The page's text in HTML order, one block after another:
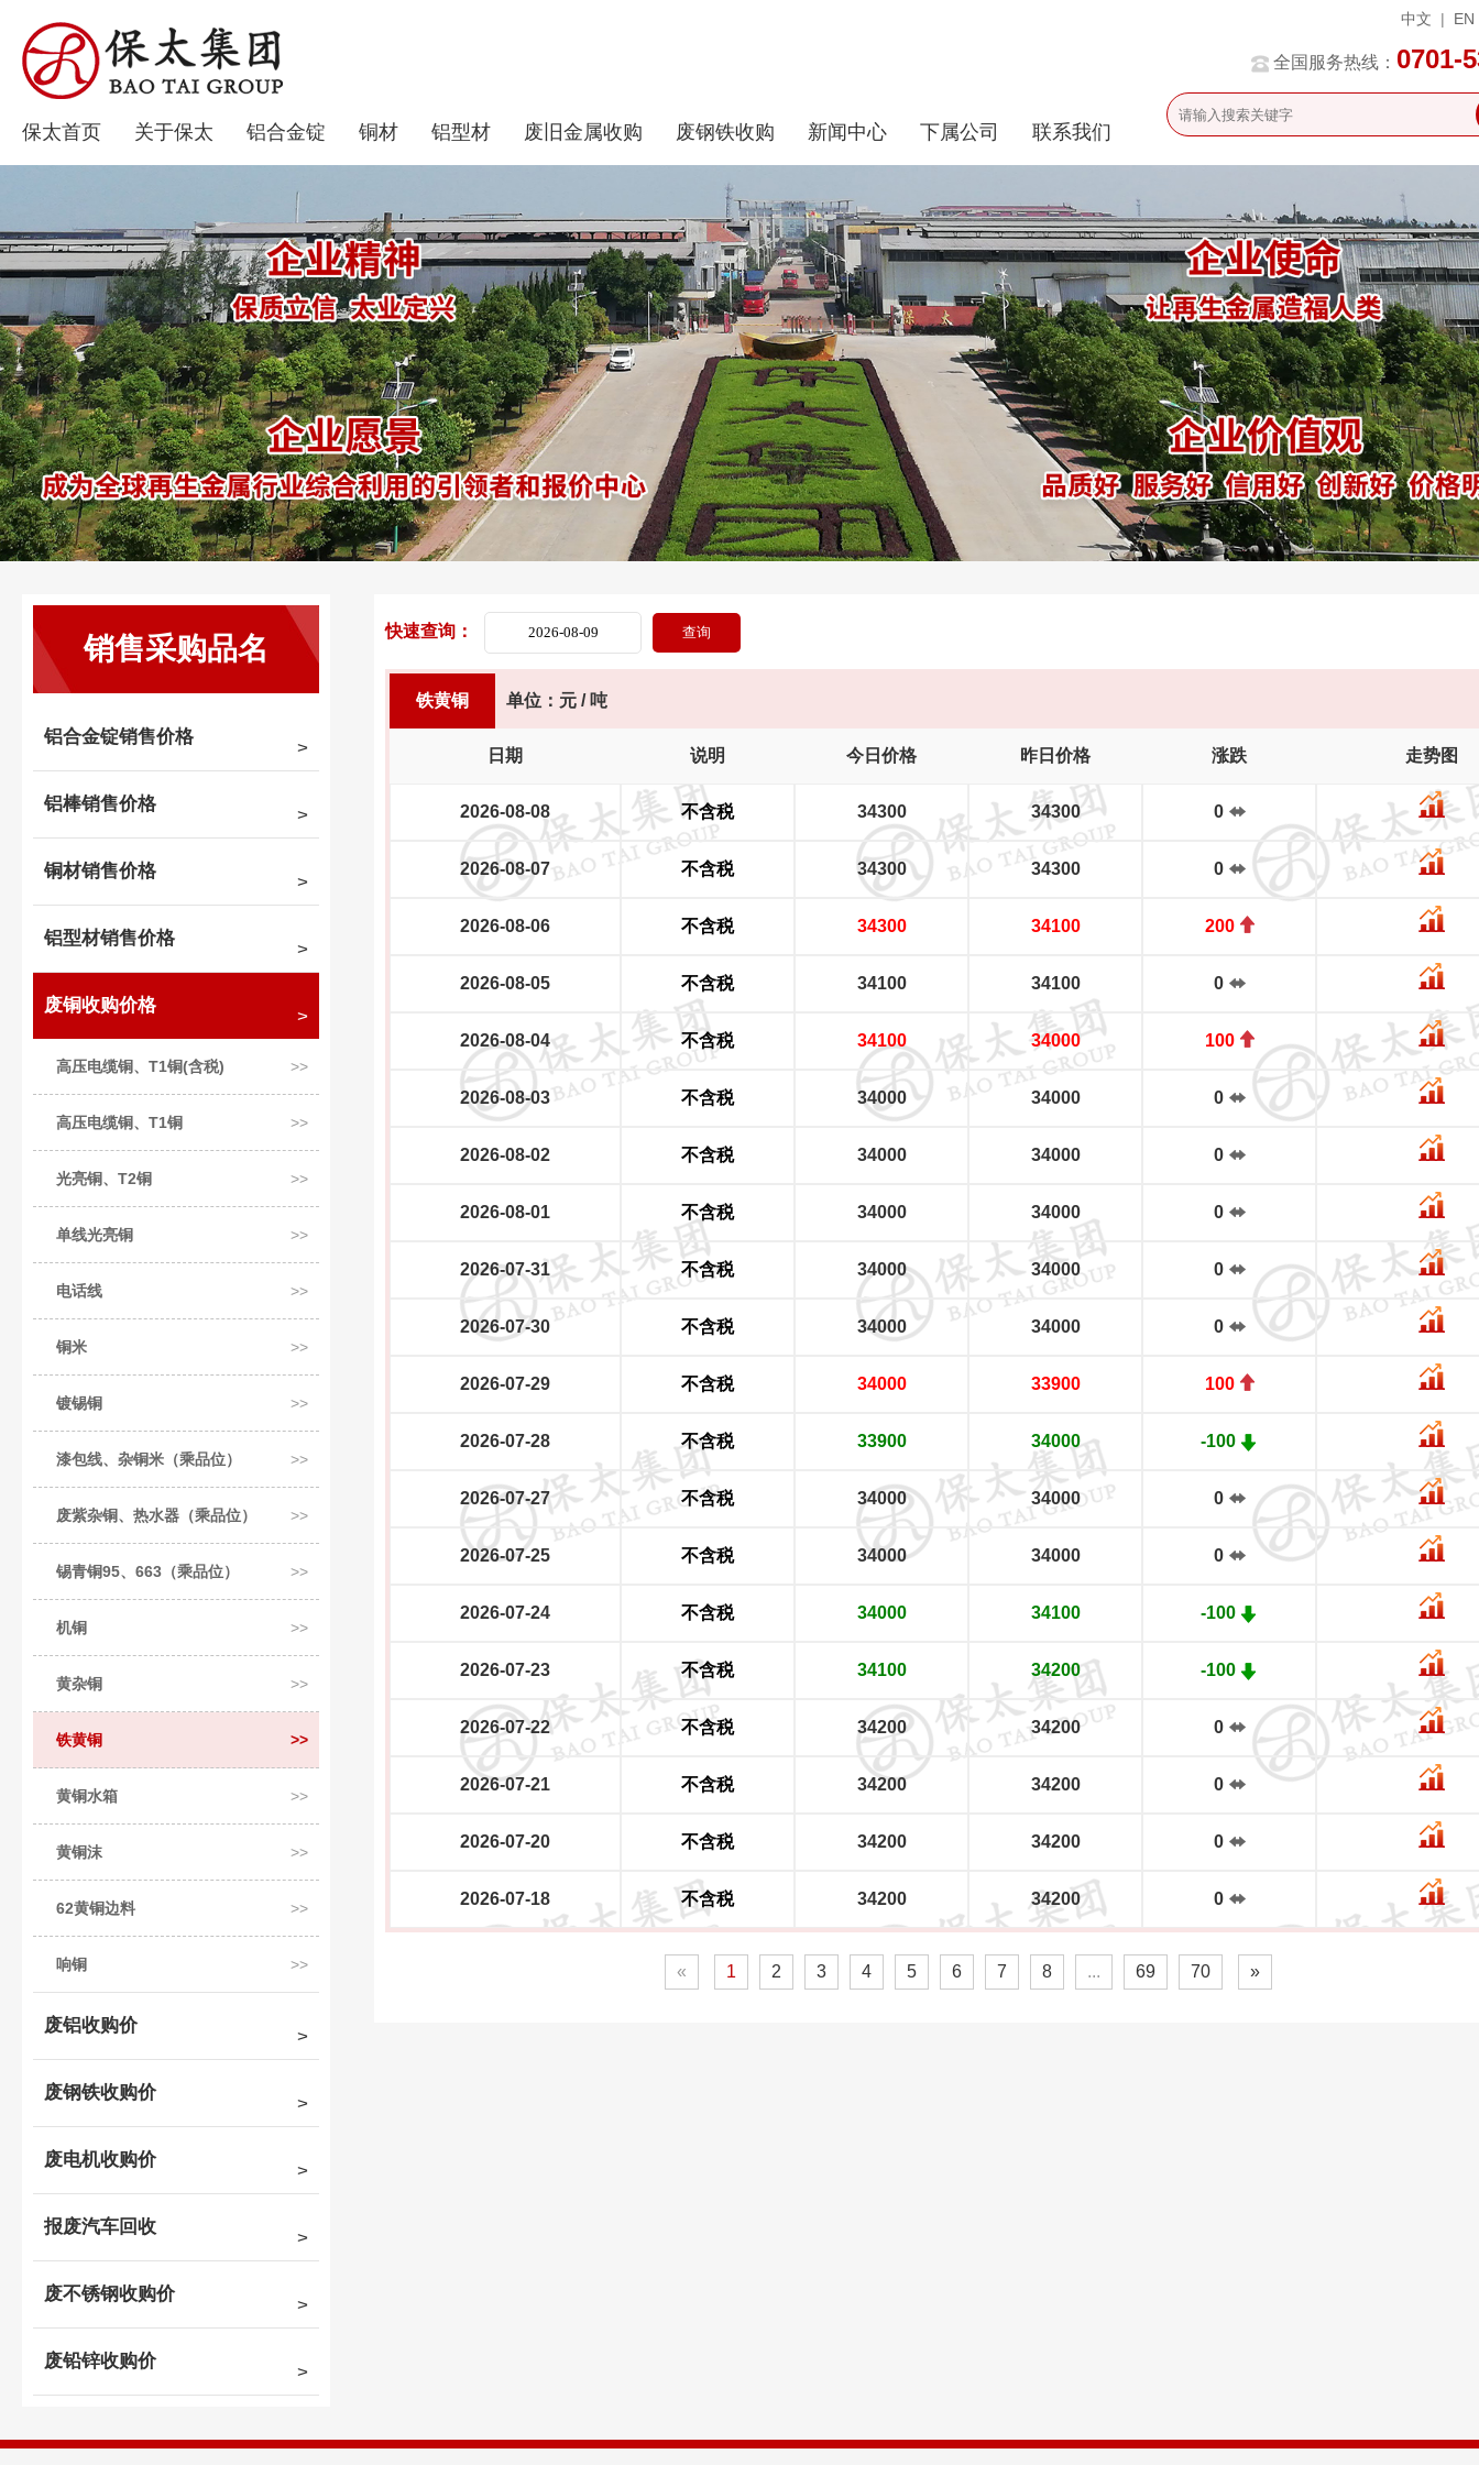
保太首页 关于保太 铝合金锭 铜材 铝型材 废旧金属收购 废钢铁收购 新闻中心 下属公司 联系我们
中文 | EN
全国服务热线： 0701-
销售采购品名
铝合金锭销售价格
铝棒销售价格
铜材销售价格
铝型材销售价格
废铜收购价格
高压电缆铜、T1铜(含税)
高压电缆铜、T1铜
光亮铜、T2铜
单线光亮铜
电话线
铜米
镀锡铜
漆包线、杂铜米（乘品位）
废紫杂铜、热水器（乘品位）
锡青铜95、663（乘品位）
机铜
黄杂铜
铁黄铜
黄铜水箱
黄铜沫
62黄铜边料
响铜
废铝收购价
废钢铁收购价
废电机收购价
报废汽车回收
废不锈钢收购价
废铅锌收购价
快速查询：
铁黄铜 单位：元 / 吨
日期 说明 今日价格 昨日价格 涨跌 走势图
2026-08-08 不含税 34300 34300 0
2026-08-07 不含税 34300 34300 0
2026-08-06 不含税 34300 34100 200
2026-08-05 不含税 34100 34100 0
2026-08-04 不含税 34100 34000 100
2026-08-03 不含税 34000 34000 0
2026-08-02 不含税 34000 34000 0
2026-08-01 不含税 34000 34000 0
2026-07-31 不含税 34000 34000 0
2026-07-30 不含税 34000 34000 0
2026-07-29 不含税 34000 33900 100
2026-07-28 不含税 33900 34000 -100
2026-07-27 不含税 34000 34000 0
2026-07-25 不含税 34000 34000 0
2026-07-24 不含税 34000 34100 -100
2026-07-23 不含税 34100 34200 -100
2026-07-22 不含税 34200 34200 0
2026-07-21 不含税 34200 34200 0
2026-07-20 不含税 34200 34200 0
2026-07-18 不含税 34200 34200 0
« 1 2 3 4 5 6 7 8 ... 69 70 »